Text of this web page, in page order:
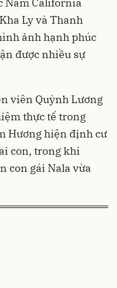
Nam California
Ly và Thanh
ảnh hạnh phúc
được nhiều sự
viên Quỳnh Lương
thực tế trong
Hương hiện định cư
con, trong khi
con gái Nala vừa